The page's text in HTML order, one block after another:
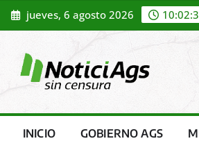
Saltar
al
jueves, 6 agosto 2026
INICIO GOBIERNO AGS